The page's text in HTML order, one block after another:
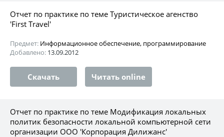
Отчет по практике по теме Туристическое агенство
'First Travel'
Предмет: Информационное обеспечение, программирование
Добавлено: 13.09.2012
Скачать Читать online
Отчет по практике по теме Модификация локальных
политик безопасности локальной компьютерной сети
организации ООО 'Корпорация Дилижанс'